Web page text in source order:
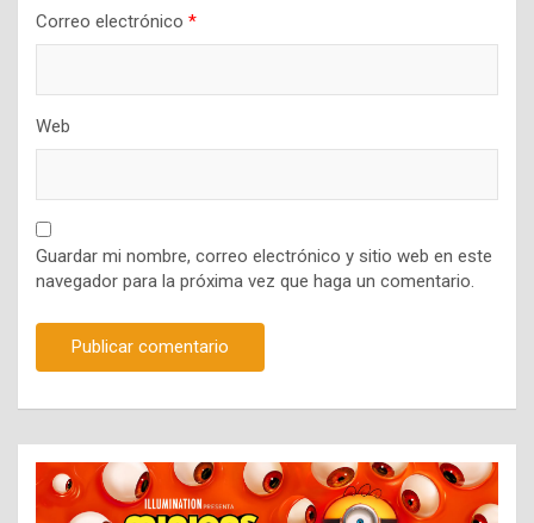
Correo electrónico *
Web
Guardar mi nombre, correo electrónico y sitio web en este
navegador para la próxima vez que haga un comentario.